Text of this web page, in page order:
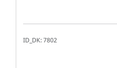
ID_DK: 7802